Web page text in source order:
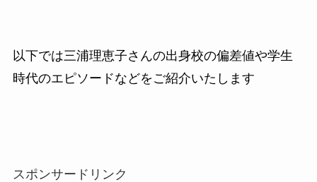
以下では三浦理恵子さんの出身校の偏差値や学生
時代のエピソードなどをご紹介いたします
スポンサードリンク